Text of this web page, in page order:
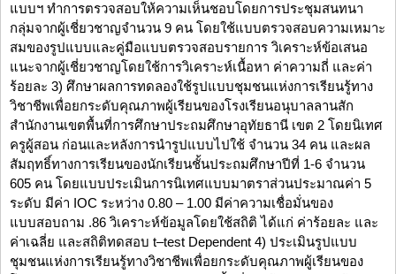
แบบฯ ทำการตรวจสอบให้ความเห็นชอบโดยการประชุมสนทนา
กลุ่มจากผู้เชี่ยวชาญจำนวน 9 คน โดยใช้แบบตรวจสอบความเหมาะ
สมของรูปแบบและคู่มือแบบตรวจสอบรายการ วิเคราะห์ข้อเสนอ
แนะจากผู้เชี่ยวชาญโดยใช้การวิเคราะห์เนื้อหา ค่าความถี่ และค่า
ร้อยละ 3) ศึกษาผลการทดลองใช้รูปแบบชุมชนแห่งการเรียนรู้ทาง
วิชาชีพเพื่อยกระดับคุณภาพผู้เรียนของโรงเรียนอนุบาลลานสัก
สำนักงานเขตพื้นที่การศึกษาประถมศึกษาอุทัยธานี เขต 2 โดยนิเทศ
ครูผู้สอน ก่อนและหลังการนำรูปแบบไปใช้ จำนวน 34 คน และผล
สัมฤทธิ์ทางการเรียนของนักเรียนชั้นประถมศึกษาปีที่ 1-6 จำนวน
605 คน โดยแบบประเมินการนิเทศแบบมาตราส่วนประมาณค่า 5
ระดับ มีค่า IOC ระหว่าง 0.80 – 1.00 มีค่าความเชื่อมั่นของ
แบบสอบถาม .86 วิเคราะห์ข้อมูลโดยใช้สถิติ ได้แก่ ค่าร้อยละ และ
ค่าเฉลี่ย และสถิติทดสอบ t–test Dependent 4) ประเมินรูปแบบ
ชุมชนแห่งการเรียนรู้ทางวิชาชีพเพื่อยกระดับคุณภาพผู้เรียนของ